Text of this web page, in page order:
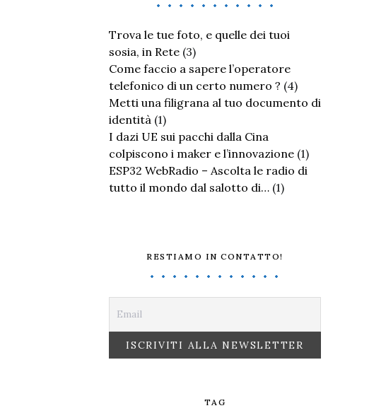
Trova le tue foto, e quelle dei tuoi
sosia, in Rete (3)
Come faccio a sapere l’operatore
telefonico di un certo numero ? (4)
Metti una filigrana al tuo documento di
identità (1)
I dazi UE sui pacchi dalla Cina
colpiscono i maker e l’innovazione (1)
ESP32 WebRadio – Ascolta le radio di
tutto il mondo dal salotto di… (1)
RESTIAMO IN CONTATTO!
TAG